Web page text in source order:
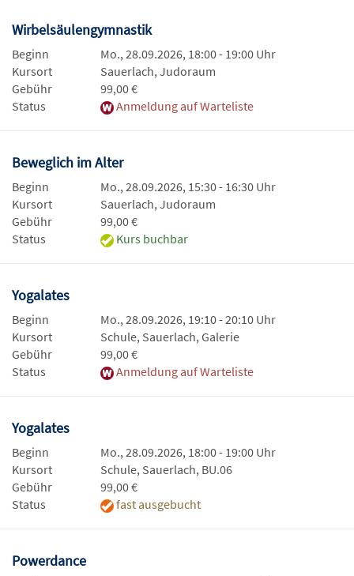
Wirbelsäulengymnastik
Beginn
Mo., 28.09.2026, 18:00 - 19:00 Uhr
Kursort
Sauerlach, Judoraum
Gebühr
99,00 €
Status
Anmeldung auf Warteliste
Beweglich im Alter
Beginn
Mo., 28.09.2026, 15:30 - 16:30 Uhr
Kursort
Sauerlach, Judoraum
Gebühr
99,00 €
Status
Kurs buchbar
Yogalates
Beginn
Mo., 28.09.2026, 19:10 - 20:10 Uhr
Kursort
Schule, Sauerlach, Galerie
Gebühr
99,00 €
Status
Anmeldung auf Warteliste
Yogalates
Beginn
Mo., 28.09.2026, 18:00 - 19:00 Uhr
Kursort
Schule, Sauerlach, BU.06
Gebühr
99,00 €
Status
fast ausgebucht
Powerdance